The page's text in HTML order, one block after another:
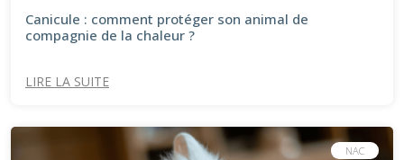
Canicule : comment protéger son animal de
compagnie de la chaleur ?
LIRE LA SUITE
NAC